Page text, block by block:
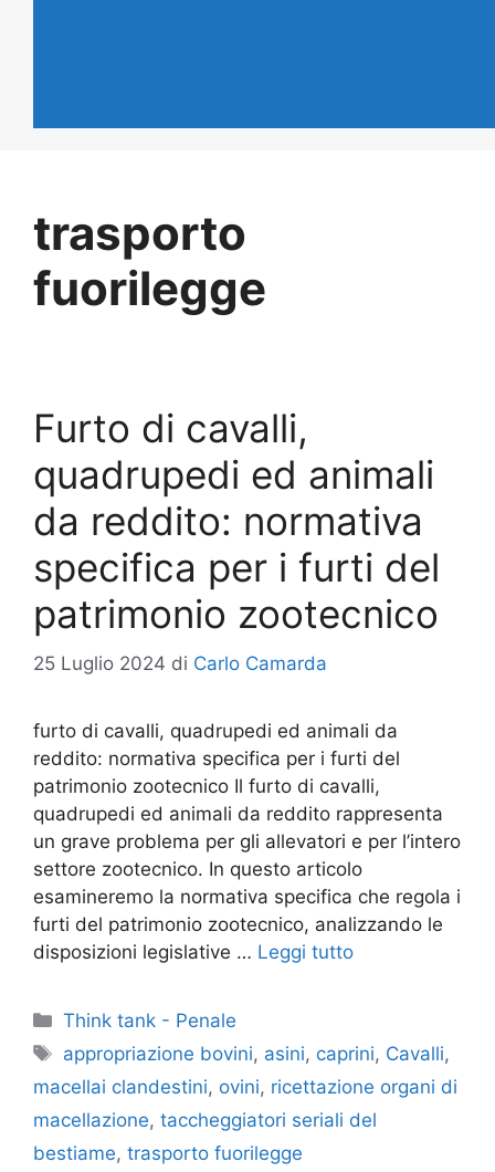
trasporto
fuorilegge
Furto di cavalli,
quadrupedi ed animali
da reddito: normativa
specifica per i furti del
patrimonio zootecnico
25 Luglio 2024 di Carlo Camarda
furto di cavalli, quadrupedi ed animali da
reddito: normativa specifica per i furti del
patrimonio zootecnico Il furto di cavalli,
quadrupedi ed animali da reddito rappresenta
un grave problema per gli allevatori e per l’intero
settore zootecnico. In questo articolo
esamineremo la normativa specifica che regola i
furti del patrimonio zootecnico, analizzando le
disposizioni legislative … Leggi tutto
Categorie
Think tank - Penale
Tag
appropriazione bovini, asini, caprini, Cavalli,
macellai clandestini, ovini, ricettazione organi di
macellazione, taccheggiatori seriali del
bestiame, trasporto fuorilegge